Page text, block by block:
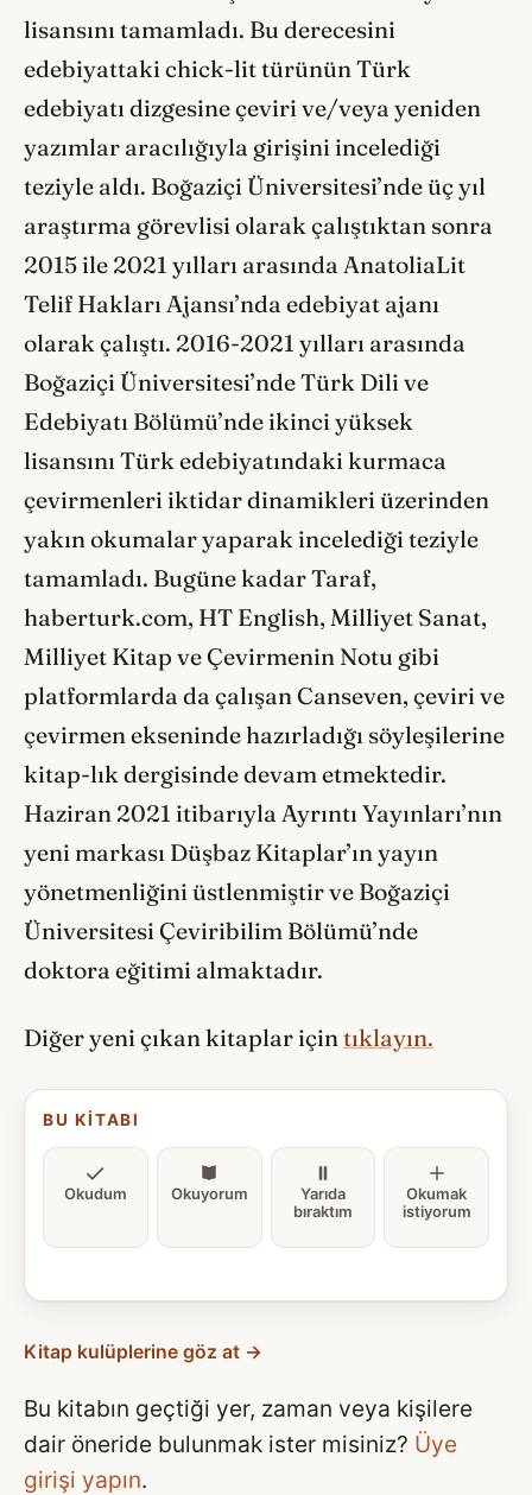
lisansını tamamladı. Bu derecesini
edebiyattaki chick-lit türünün Türk
edebiyatı dizgesine çeviri ve/veya yeniden
yazımlar aracılığıyla girişini incelediği
teziyle aldı. Boğaziçi Üniversitesi’nde üç yıl
araştırma görevlisi olarak çalıştıktan sonra
2015 ile 2021 yılları arasında AnatoliaLit
Telif Hakları Ajansı’nda edebiyat ajanı
olarak çalıştı. 2016-2021 yılları arasında
Boğaziçi Üniversitesi’nde Türk Dili ve
Edebiyatı Bölümü’nde ikinci yüksek
lisansını Türk edebiyatındaki kurmaca
çevirmenleri iktidar dinamikleri üzerinden
yakın okumalar yaparak incelediği teziyle
tamamladı. Bugüne kadar Taraf,
haberturk.com, HT English, Milliyet Sanat,
Milliyet Kitap ve Çevirmenin Notu gibi
platformlarda da çalışan Canseven, çeviri ve
çevirmen ekseninde hazırladığı söyleşilerine
kitap-lık dergisinde devam etmektedir.
Haziran 2021 itibarıyla Ayrıntı Yayınları’nın
yeni markası Düşbaz Kitaplar’ın yayın
yönetmenliğini üstlenmiştir ve Boğaziçi
Üniversitesi Çeviribilim Bölümü’nde
doktora eğitimi almaktadır.
Diğer yeni çıkan kitaplar içintıklayın.
BU KITABI
Okudum Okuyorum
Yarıda
bıraktım
Okumak
istiyorum
Kitap kulüplerine göz at →
Bu kitabın geçtiği yer, zaman veya kişilere
dair öneride bulunmak ister misiniz? Üye
girişi yapın.